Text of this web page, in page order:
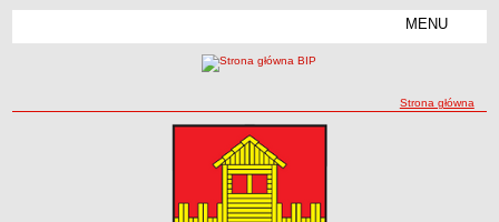
MENU
ścieżka nawigacji
Strona główna